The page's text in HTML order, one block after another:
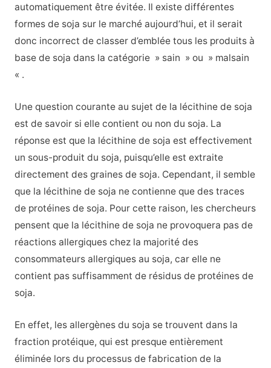
automatiquement être évitée. Il existe différentes
formes de soja sur le marché aujourd’hui, et il serait
donc incorrect de classer d’emblée tous les produits à
base de soja dans la catégorie » sain » ou » malsain
« .
Une question courante au sujet de la lécithine de soja
est de savoir si elle contient ou non du soja. La
réponse est que la lécithine de soja est effectivement
un sous-produit du soja, puisqu’elle est extraite
directement des graines de soja. Cependant, il semble
que la lécithine de soja ne contienne que des traces
de protéines de soja. Pour cette raison, les chercheurs
pensent que la lécithine de soja ne provoquera pas de
réactions allergiques chez la majorité des
consommateurs allergiques au soja, car elle ne
contient pas suffisamment de résidus de protéines de
soja.
En effet, les allergènes du soja se trouvent dans la
fraction protéique, qui est presque entièrement
éliminée lors du processus de fabrication de la